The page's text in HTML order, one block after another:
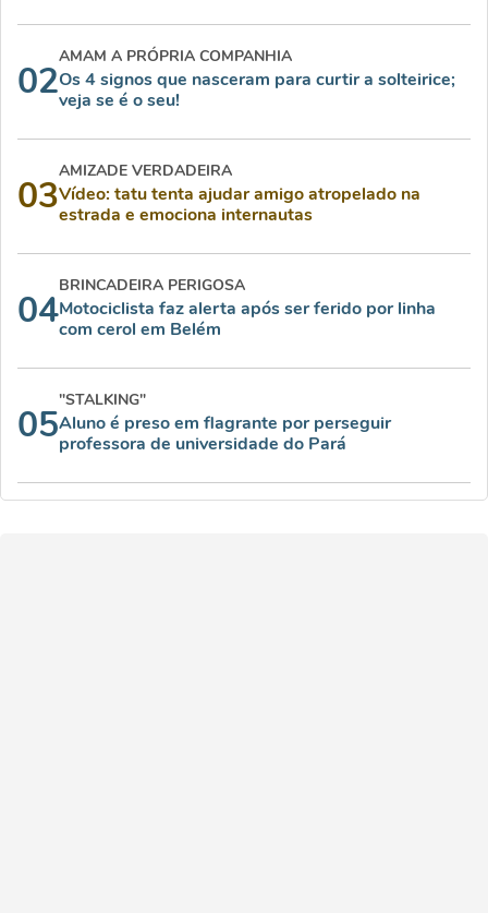
02
AMAM A PRÓPRIA COMPANHIA
Os 4 signos que nasceram para curtir a solteirice;
veja se é o seu!
03
AMIZADE VERDADEIRA
Vídeo: tatu tenta ajudar amigo atropelado na
estrada e emociona internautas
04
BRINCADEIRA PERIGOSA
Motociclista faz alerta após ser ferido por linha
com cerol em Belém
05
"STALKING"
Aluno é preso em flagrante por perseguir
professora de universidade do Pará